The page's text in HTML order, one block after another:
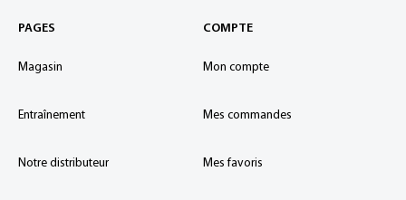
PAGES
Magasin
Entraînement
Notre distributeur
COMPTE
Mon compte
Mes commandes
Mes favoris